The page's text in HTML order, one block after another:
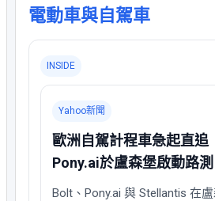
電動車與自駕車
INSIDE
Yahoo新聞
歐洲自駕計程車急起直追
Pony.ai於盧森堡啟動路
Bolt、Pony.ai 與 Stellantis 在